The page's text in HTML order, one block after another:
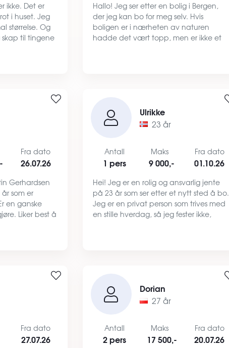
ikke. Det er
i huset. Jeg
størrelse. Og
skap til tingene
Hallo! Jeg ser etter en bolig i Bergen,
der jeg kan bo for meg selv. Hvis
boligen er i nærheten av naturen
hadde det vært topp, men er ikke et
Fra dato
26.07.26
Gerhardsen
som er
en ganske
Liker best å
Ulrikke
23 år
Antall
1 pers
Maks
9 000,-
Fra dato
01.10.26
Hei! Jeg er en rolig og ansvarlig jente
på 23 år som ser etter et nytt sted å bo.
Jeg er en privat person som trives med
en stille hverdag, så jeg fester ikke,
Fra dato
27.07.26
Dorian
27 år
Antall
2 pers
Maks
17 500,-
Fra dato
20.07.26